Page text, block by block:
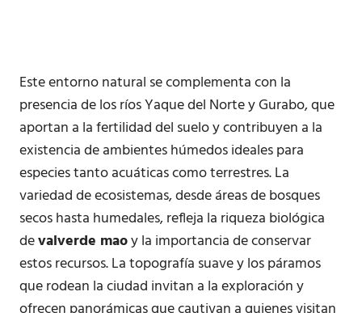
Este entorno natural se complementa con la
presencia de los ríos Yaque del Norte y Gurabo, que
aportan a la fertilidad del suelo y contribuyen a la
existencia de ambientes húmedos ideales para
especies tanto acuáticas como terrestres. La
variedad de ecosistemas, desde áreas de bosques
secos hasta humedales, refleja la riqueza biológica
devalverde maoy la importancia de conservar
estos recursos. La topografía suave y los páramos
que rodean la ciudad invitan a la exploración y